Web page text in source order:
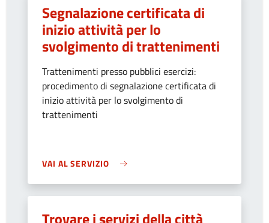
Segnalazione certificata di
inizio attività per lo
svolgimento di trattenimenti
Trattenimenti presso pubblici esercizi:
procedimento di segnalazione certificata di
inizio attività per lo svolgimento di
trattenimenti
VAI AL SERVIZIO